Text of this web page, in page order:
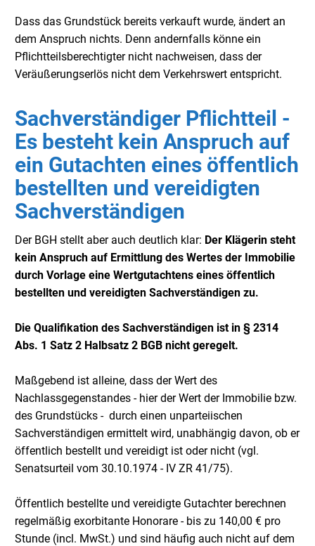
Dass das Grundstück bereits verkauft wurde, ändert an
dem Anspruch nichts. Denn andernfalls könne ein
Pflichtteilsberechtigter nicht nachweisen, dass der
Veräußerungserlös nicht dem Verkehrswert entspricht.
Sachverständiger Pflichtteil -
Es besteht kein Anspruch auf
ein Gutachten eines öffentlich
bestellten und vereidigten
Sachverständigen
Der BGH stellt aber auch deutlich klar: Der Klägerin steht
kein Anspruch auf Ermittlung des Wertes der Immobilie
durch Vorlage eine Wertgutachtens eines öffentlich
bestellten und vereidigten Sachverständigen zu.
Die Qualifikation des Sachverständigen ist in § 2314
Abs. 1 Satz 2 Halbsatz 2 BGB nicht geregelt.
Maßgebend ist alleine, dass der Wert des
Nachlassgegenstandes - hier der Wert der Immobilie bzw.
des Grundstücks - durch einen unparteiischen
Sachverständigen ermittelt wird, unabhängig davon, ob er
öffentlich bestellt und vereidigt ist oder nicht (vgl.
Senatsurteil vom 30.10.1974 - IV ZR 41/75).
Öffentlich bestellte und vereidigte Gutachter berechnen
regelmäßig exorbitante Honorare - bis zu 140,00 € pro
Stunde (incl. MwSt.) und sind häufig auch nicht auf dem